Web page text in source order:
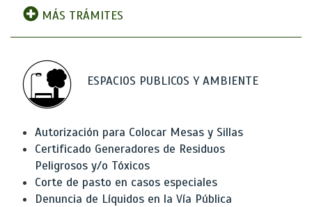
MÁS TRÁMITES
ESPACIOS PUBLICOS Y AMBIENTE
Autorización para Colocar Mesas y Sillas
Certificado Generadores de Residuos
Peligrosos y/o Tóxicos
Corte de pasto en casos especiales
Denuncia de Líquidos en la Vía Pública